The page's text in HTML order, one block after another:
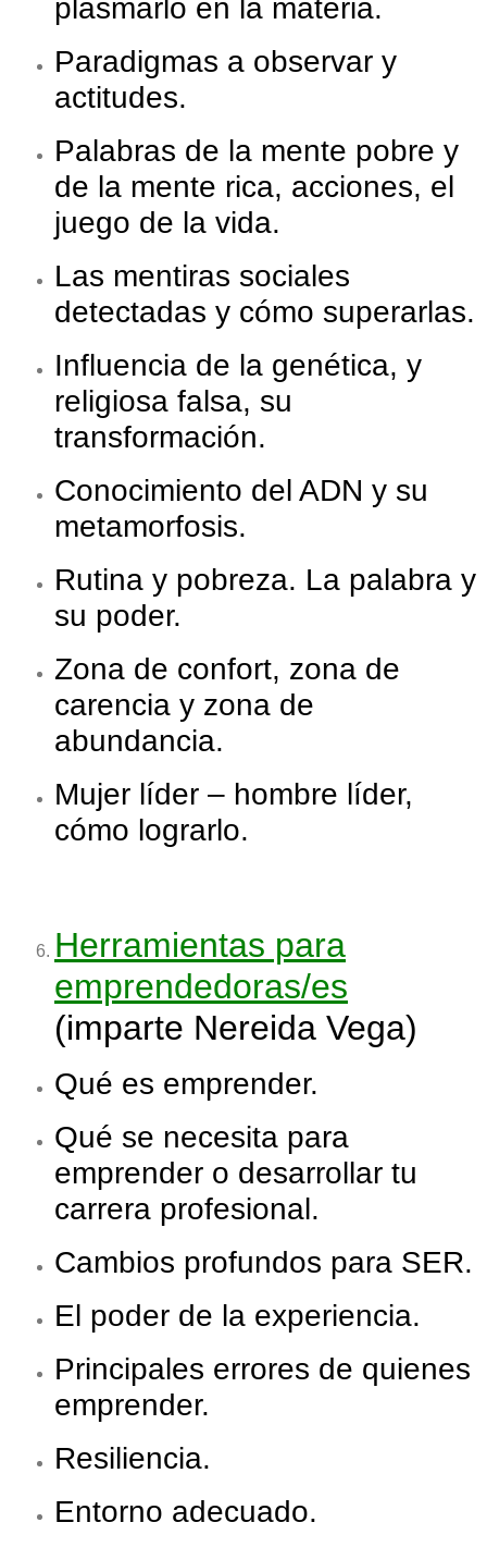
plasmarlo en la materia.
Paradigmas a observar y
actitudes.
Palabras de la mente pobre y
de la mente rica, acciones, el
juego de la vida.
Las mentiras sociales
detectadas y cómo superarlas.
Influencia de la genética, y
religiosa falsa, su
transformación.
Conocimiento del ADN y su
metamorfosis.
Rutina y pobreza. La palabra y
su poder.
Zona de confort, zona de
carencia y zona de
abundancia.
Mujer líder – hombre líder,
cómo lograrlo.
Herramientas para
emprendedoras/es
(imparte Nereida Vega)
Qué es emprender.
Qué se necesita para
emprender o desarrollar tu
carrera profesional.
Cambios profundos para SER.
El poder de la experiencia.
Principales errores de quienes
emprender.
Resiliencia.
Entorno adecuado.